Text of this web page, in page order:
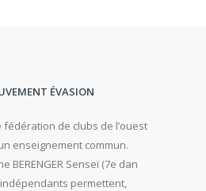
ÉVASION
fédération de clubs de l’ouest
enseignement commun.
BERENGER Senseï (7e dan
indépendants permettent,